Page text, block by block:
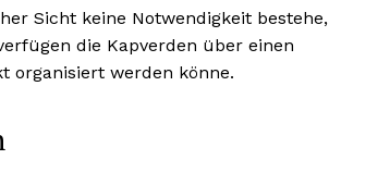
Sicht keine Notwendigkeit bestehe,
die Kapverden über einen
organisiert werden könne.